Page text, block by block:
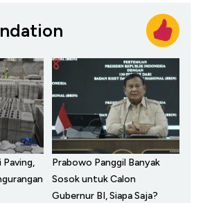
Paving,
Prabowo Panggil Banyak
Sosok untuk Calon
Gubernur BI, Siapa Saja?